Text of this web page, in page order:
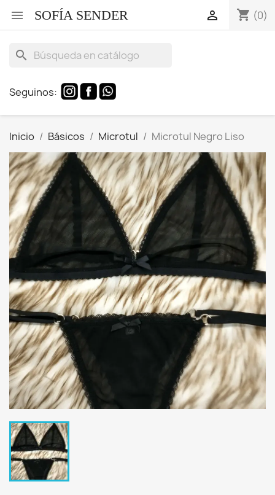
 shopping_cart (0)

SOFÍA SENDER
search
Seguinos:
Inicio Básicos Microtul Microtul Negro Liso